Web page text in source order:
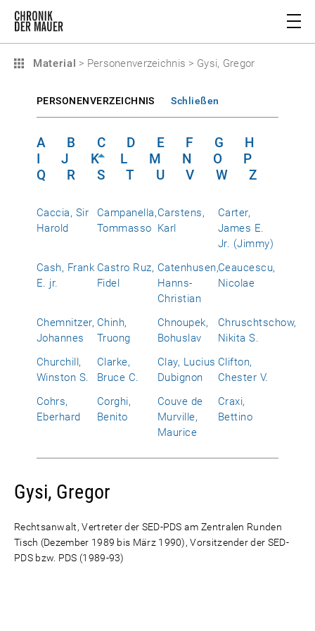
Material > Personenverzeichnis > Gysi, Gregor
PERSONENVERZEICHNIS Schließen
A B C D E F G
H
I
J K L M N O
P
Q
R S T U V W Z
Caccia, Sir
Harold
Campanella,
Tommasso
Carstens,
Karl
Carter,
James E.
Jr. (Jimmy)
Cash, Frank
E. jr.
Castro Ruz,
Fidel
Catenhusen,
Hanns-
Christian
Ceaucescu,
Nicolae
Chemnitzer,
Johannes
Chinh,
Truong
Chnoupek,
Bohuslav
Chruschtschow,
Nikita S.
Churchill,
Winston S.
Clarke,
Bruce C.
Clay, Lucius
Dubignon
Clifton,
Chester V.
Cohrs,
Eberhard
Corghi,
Benito
Couve de
Murville,
Maurice
Craxi,
Bettino
Gysi, Gregor
Rechtsanwalt, Vertreter der SED-PDS am Zentralen Runden
Tisch (Dezember 1989 bis März 1990), Vorsitzender der SED-
PDS bzw. PDS (1989-93)